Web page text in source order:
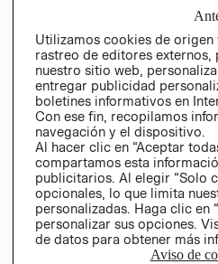
Y ÉTICA
Colombia ($)
CAMBIAR REGIÓN
Utilizamos cookies de
rastreo de editores
nuestro sitio web,
entregar publicidad
boletines informativos en
Con ese fin, recopilamos
navegación y el dispositivo.
Al hacer clic en “Aceptar
compartamos esta
publicitarios. Al elegir “Solo
opcionales, lo que limita
personalizadas. Haga clic en
personalizar sus opciones.
de datos para obtener más
Aviso de